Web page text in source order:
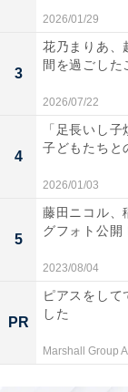
2026/01/29
3
花乃まりあ、
間を過ごし
2026/07/22
4
「足長いし
子どもたちと
2026/01/03
5
藤田ニコル、
グフォト公開
2023/08/04
PR
ピアスをして
した
Marshall Group